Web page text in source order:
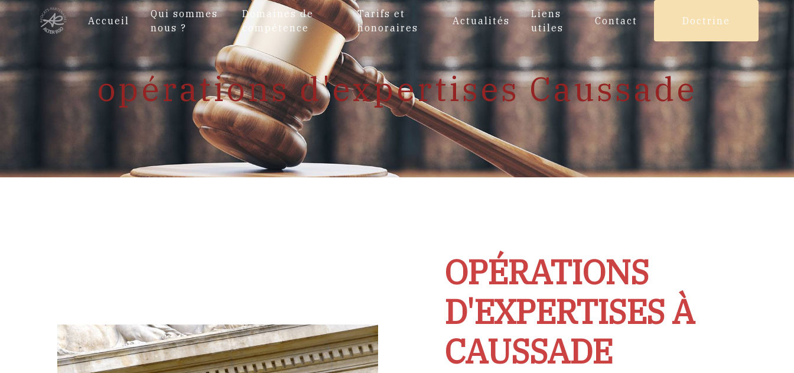
Panneau de gestion des cookies
Accueil
Qui sommes
nous ?
Domaines de
compétence
Tarifs et
honoraires
Actualités
Liens
utiles
Contact Doctrine
opérations d'expertises Caussade
OPÉRATIONS
D'EXPERTISES À
CAUSSADE